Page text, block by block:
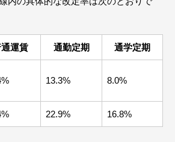
運賃 通勤定期 通学定期
13.3% 8.0%
22.9% 16.8%